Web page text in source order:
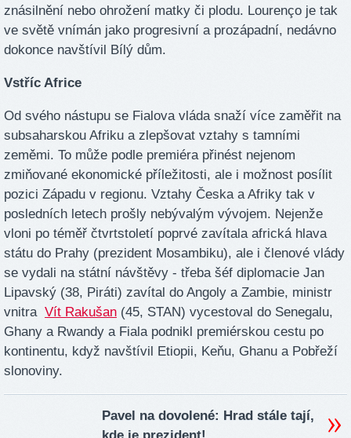
znásilnění nebo ohrožení matky či plodu. Lourenço je tak
ve světě vnímán jako progresivní a prozápadní, nedávno
dokonce navštívil Bílý dům.
Vstříc Africe
Od svého nástupu se Fialova vláda snaží více zaměřit na
subsaharskou Afriku a zlepšovat vztahy s tamními
zeměmi. To může podle premiéra přinést nejenom
zmiňované ekonomické příležitosti, ale i možnost posílit
pozici Západu v regionu. Vztahy Česka a Afriky tak v
posledních letech prošly nebývalým vývojem. Nejenže
vloni po téměř čtvrtstoletí poprvé zavítala africká hlava
státu do Prahy (prezident Mosambiku), ale i členové vlády
se vydali na státní návštěvy - třeba šéf diplomacie Jan
Lipavský (38, Piráti) zavítal do Angoly a Zambie, ministr
vnitra Vít Rakušan (45, STAN) vycestoval do Senegalu,
Ghany a Rwandy a Fiala podnikl premiérskou cestu po
kontinentu, když navštívil Etiopii, Keňu, Ghanu a Pobřeží
slonoviny.
Pavel na dovolené: Hrad stále tají,